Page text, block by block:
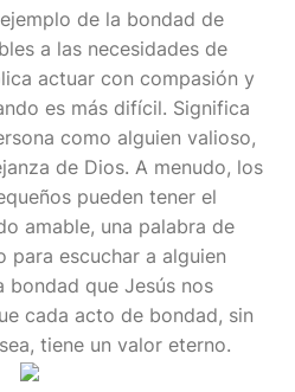
de la bondad de
a las necesidades de
actuar con compasión y
es más difícil. Significa
como alguien valioso,
de Dios. A menudo, los
pueden tener el
amable, una palabra de
para escuchar a alguien
bondad que Jesús nos
cada acto de bondad, sin
tiene un valor eterno.